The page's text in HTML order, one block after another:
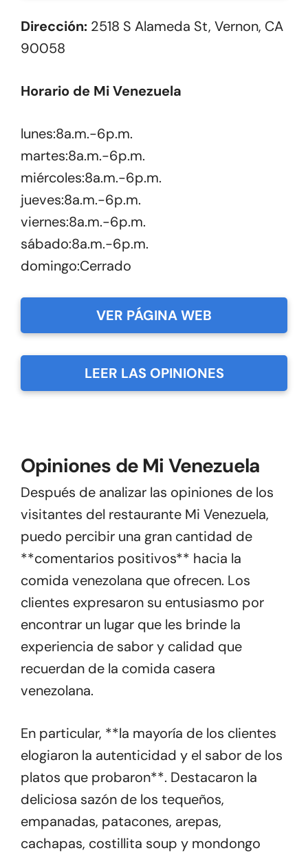
Dirección: 2518 S Alameda St, Vernon, CA
90058
Horario de Mi Venezuela
lunes:8a.m.-6p.m.
martes:8a.m.-6p.m.
miércoles:8a.m.-6p.m.
jueves:8a.m.-6p.m.
viernes:8a.m.-6p.m.
sábado:8a.m.-6p.m.
domingo:Cerrado
VER PÁGINA WEB
LEER LAS OPINIONES
Opiniones de Mi Venezuela
Después de analizar las opiniones de los
visitantes del restaurante Mi Venezuela,
puedo percibir una gran cantidad de
**comentarios positivos** hacia la
comida venezolana que ofrecen. Los
clientes expresaron su entusiasmo por
encontrar un lugar que les brinde la
experiencia de sabor y calidad que
recuerdan de la comida casera
venezolana.
En particular, **la mayoría de los clientes
elogiaron la autenticidad y el sabor de los
platos que probaron**. Destacaron la
deliciosa sazón de los tequeños,
empanadas, patacones, arepas,
cachapas, costillita soup y mondongo